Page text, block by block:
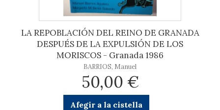
LA REPOBLACIÓN DEL REINO DE GRANADA
DESPUÉS DE LA EXPULSIÓN DE LOS
MORISCOS - Granada 1986
BARRIOS, Manuel
50,00 €
Afegir a la cistella